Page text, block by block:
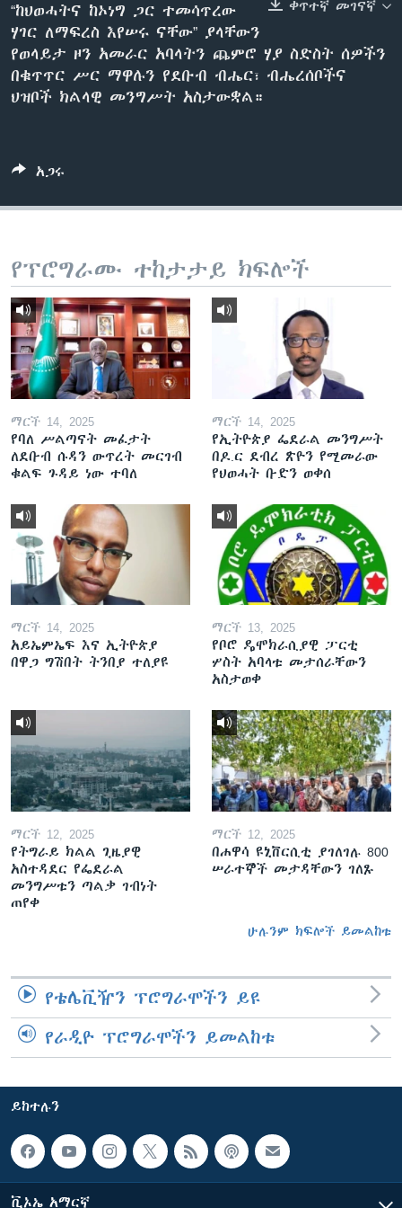
ቋንቋዎች
ቀጥተኛ መገናኛ
“ከህወሓትና ከኦነግ ጋር ተመሳጥረው
ሃገር ለማፍረስ እየሠሩ ናቸው” ያላቸውን
የወላይታ ዞን አመራር አባላትን ጨምሮ ሃያ ስድስት ሰዎችን
በቁጥጥር ሥር ማዋሉን የደቡብ ብሔር፣ ብሔረሰቦችና
ህዝቦች ክልላዊ መንግሥት አስታውቋል።
አጋሩ
የፕሮግራሙ ተከታታይ ክፍሎች
ማርች 14, 2025
የባለ ሥልጣናት መፈታት
ለደቡብ ሱዳን ውጥረት መርገብ
ቁልፍ ጉዳይ ነው ተባለ
ማርች 14, 2025
የኢትዮጵያ ፌደራል መንግሥት
በዶ.ር ደብረ ጽዮን የሚመራው
የህወሓት ቡድን ወቀሰ
ማርች 14, 2025
አይኤምኤፍ እና ኢትዮጵያ
በዋጋ ግሽበት ትንበያ ተለያዩ
ማርች 13, 2025
የቦሮ ዴሞክራሲያዊ ፓርቲ
ሦስት አባላቱ መታሰራቸውን
አስታወቀ
ማርች 12, 2025
የትግራይ ክልል ጊዜያዊ
አስተዳደር የፌደራል
መንግሥቱን ጣልቃ ገብነት
ጠየቀ
ማርች 12, 2025
በሐዋሳ ዩኒቨርሲቲ ያገለገሉ 800
ሠራተኞች መታዳቸውን ገለጹ
ሁሉንም ክፍሎች ይመልከቱ
የቴሌቪዥን ፕሮግራሞችን ይዩ
የራዲዮ ፕሮግራሞችን ይመልከቱ
ይከተሉን
ቪኦኤ አማርኛ